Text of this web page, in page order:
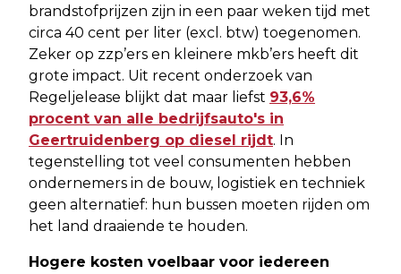
brandstofprijzen zijn in een paar weken tijd met
circa 40 cent per liter (excl. btw) toegenomen.
Zeker op zzp’ers en kleinere mkb’ers heeft dit
grote impact. Uit recent onderzoek van
Regeljelease blijkt dat maar liefst 93,6%
procent van alle bedrijfsauto's in
Geertruidenberg op diesel rijdt. In
tegenstelling tot veel consumenten hebben
ondernemers in de bouw, logistiek en techniek
geen alternatief: hun bussen moeten rijden om
het land draaiende te houden.
Hogere kosten voelbaar voor iedereen